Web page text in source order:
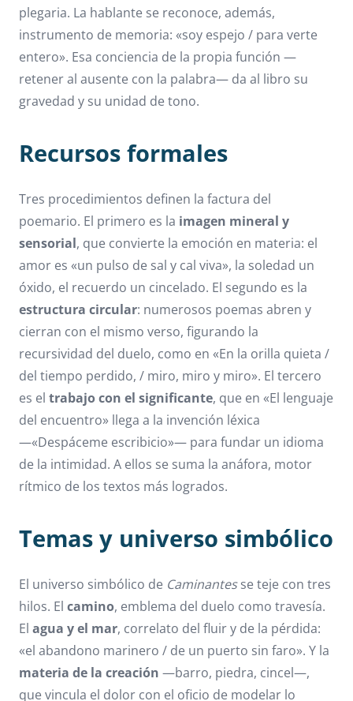
plegaria. La hablante se reconoce, además,
instrumento de memoria: «soy espejo / para verte
entero». Esa conciencia de la propia función —
retener al ausente con la palabra— da al libro su
gravedad y su unidad de tono.
Recursos formales
Tres procedimientos definen la factura del
poemario. El primero es la imagen mineral y
sensorial, que convierte la emoción en materia: el
amor es «un pulso de sal y cal viva», la soledad un
óxido, el recuerdo un cincelado. El segundo es la
estructura circular: numerosos poemas abren y
cierran con el mismo verso, figurando la
recursividad del duelo, como en «En la orilla quieta /
del tiempo perdido, / miro, miro y miro». El tercero
es el trabajo con el significante, que en «El lenguaje
del encuentro» llega a la invención léxica
—«Despáceme escribicio»— para fundar un idioma
de la intimidad. A ellos se suma la anáfora, motor
rítmico de los textos más logrados.
Temas y universo simbólico
El universo simbólico de Caminantesse teje con tres
hilos. El camino, emblema del duelo como travesía.
El agua y el mar, correlato del fluir y de la pérdida:
«el abandono marinero / de un puerto sin faro». Y la
materia de la creación —barro, piedra, cincel—,
que vincula el dolor con el oficio de modelar lo